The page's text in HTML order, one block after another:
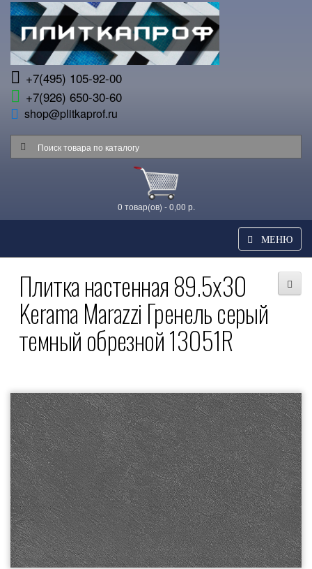
+7(495) 105-92-00
+7(926) 650-30-60
shop@plitkaprof.ru
0 товар(ов) - 0,00 р.
МЕНЮ
Плитка настенная 89.5x30
Kerama Marazzi Гренель серый
темный обрезной 13051R